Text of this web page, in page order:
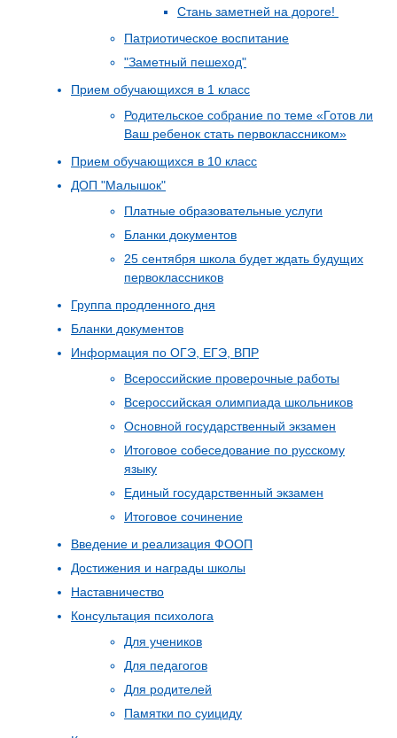
Стань заметней на дороге!
Патриотическое воспитание
"Заметный пешеход"
Прием обучающихся в 1 класс
Родительское собрание по теме «Готов ли
Ваш ребенок стать первоклассником»
Прием обучающихся в 10 класс
ДОП "Малышок"
Платные образовательные услуги
Бланки документов
25 сентября школа будет ждать будущих
первоклассников
Группа продленного дня
Бланки документов
Информация по ОГЭ, ЕГЭ, ВПР
Всероссийские проверочные работы
Всероссийская олимпиада школьников
Основной государственный экзамен
Итоговое собеседование по русскому
языку
Единый государственный экзамен
Итоговое сочинение
Введение и реализация ФООП
Достижения и награды школы
Наставничество
Консультация психолога
Для учеников
Для педагогов
Для родителей
Памятки по суициду